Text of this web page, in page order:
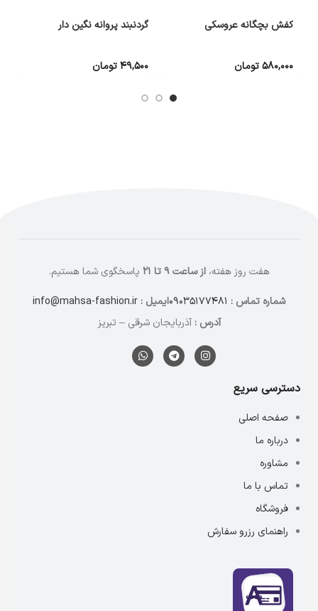
کفش بچگانه عروسکی
۵۸۰,۰۰۰تومان
گردنبند پروانه نگین دار
۴۹,۵۰۰تومان
هفت روز هفته،از ساعت ۹ تا ۲۱
پاسخگوی شما هستیم.
شماره تماس : ۰۹۰۳۵۱۷۷۴۸۱ایمیل : info@mahsa-fashion.ir
آدرس : آذربایجان شرقی – تبریز
دسترسی سریع
صفحه اصلی
درباره ما
مشاوره
تماس با ما
فروشگاه
راهنمای رزرو سفارش